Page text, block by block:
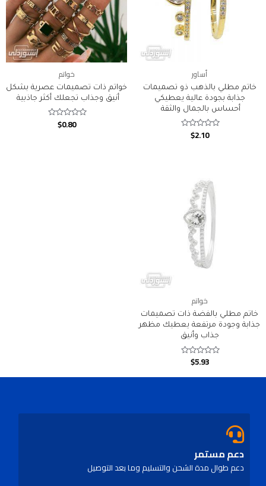
أساور
خاتم مطلي بالذهب ذو تصميمات
جذابة بجودة عالية يعطيكي
أحساس بالجمال والثقة
Rated
$2.10
خواتم
خواتم ذات تصميمات عصرية بشكل
أنيق وجذاب تجعلك أكثر جاذبية
Rated
$0.80
خواتم
خاتم مطلي بالفضة ذات تصميمات
جذابة وجودة مرتفعة يعطيك مظهر
جذاب وأنيق
Rated
$5.93
دعم مستمر
دعم طوال مدة الشحن والتسليم وما بعد التوصيل